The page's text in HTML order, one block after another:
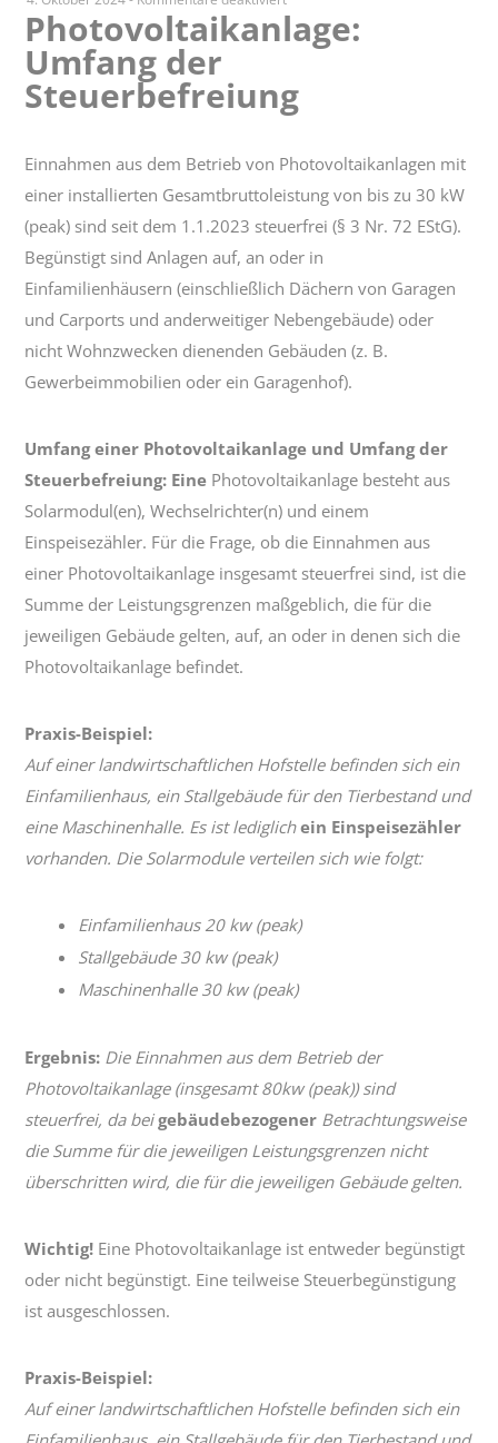
Photovoltaikanlage:
Umfang
Steuerbefreiung
Photovoltaikanlage:
Umfang der
Steuerbefreiung
Einnahmen aus dem Betrieb von Photovoltaikanlagen mit
einer installierten Gesamtbruttoleistung von bis zu 30 kW
(peak) sind seit dem 1.1.2023 steuerfrei (§ 3 Nr. 72 EStG).
Begünstigt sind Anlagen auf, an oder in
Einfamilienhäusern (einschließlich Dächern von Garagen
und Carports und anderweitiger Nebengebäude) oder
nicht Wohnzwecken dienenden Gebäuden (z. B.
Gewerbeimmobilien oder ein Garagenhof).
Umfang einer Photovoltaikanlage und Umfang der
Steuerbefreiung: Eine Photovoltaikanlage besteht aus
Solarmodul(en), Wechselrichter(n) und einem
Einspeisezähler. Für die Frage, ob die Einnahmen aus
einer Photovoltaikanlage insgesamt steuerfrei sind, ist die
Summe der Leistungsgrenzen maßgeblich, die für die
jeweiligen Gebäude gelten, auf, an oder in denen sich die
Photovoltaikanlage befindet.
Praxis-Beispiel:
Auf einer landwirtschaftlichen Hofstelle befinden sich ein
Einfamilienhaus, ein Stallgebäude für den Tierbestand und
eine Maschinenhalle. Es ist lediglichein Einspeisezähler
vorhanden. Die Solarmodule verteilen sich wie folgt:
Einfamilienhaus 20 kw (peak)
Stallgebäude 30 kw (peak)
Maschinenhalle 30 kw (peak)
Ergebnis: Die Einnahmen aus dem Betrieb der
Photovoltaikanlage (insgesamt 80kw (peak)) sind
steuerfrei, da beigebäudebezogener Betrachtungsweise
die Summe für die jeweiligen Leistungsgrenzen nicht
überschritten wird, die für die jeweiligen Gebäude gelten.
Wichtig! Eine Photovoltaikanlage ist entweder begünstigt
oder nicht begünstigt. Eine teilweise Steuerbegünstigung
ist ausgeschlossen.
Praxis-Beispiel:
Auf einer landwirtschaftlichen Hofstelle befinden sich ein